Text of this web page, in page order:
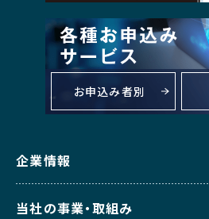
お申込み者別
企業情報
当社の事業・取組み